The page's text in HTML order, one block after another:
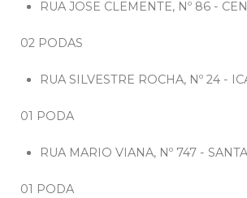
RUA JOSE CLEMENTE, Nº 86 -
02 PODAS
RUA SILVESTRE ROCHA, Nº 24 -
01 PODA
RUA MARIO VIANA, Nº 747 -
01 PODA